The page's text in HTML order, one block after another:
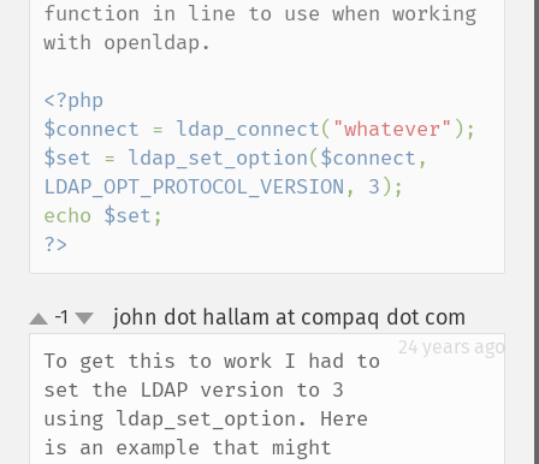
function in line to use when working
with openldap.
<?php
$connect = ldap_connect( "whatever"
$set = ldap_set_option($connect
LDAP_OPT_PROTOCOL_VERSION , 3 );
echo $set
?>
up
down
-1 john dot hallam at compaq dot com
24 years ago
To get this to work I had to
set the LDAP version to 3
using ldap_set_option. Here
is an example that might